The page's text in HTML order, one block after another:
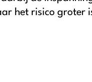
het risico groter